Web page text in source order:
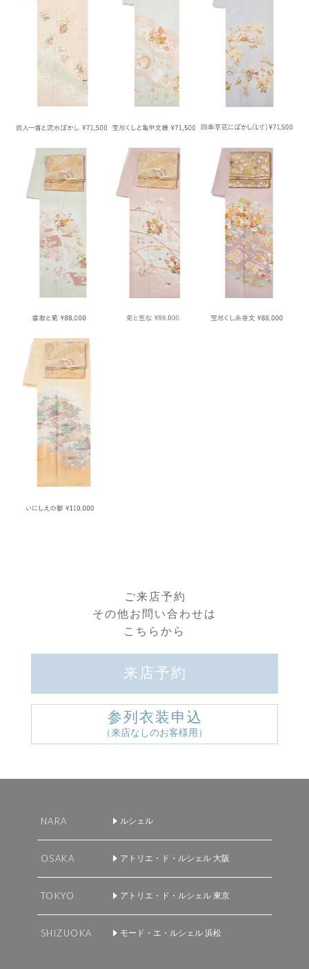
ご来店予約
その他お問い合わせは
こちらから
来店予約
参列衣装申込
（来店なしのお客様用）
NARA ルシェル
OSAKA アトリエ・ド・ルシェル 大阪
TOKYO アトリエ・ド・ルシェル 東京
SHIZUOKA モード・エ・ルシェル 浜松